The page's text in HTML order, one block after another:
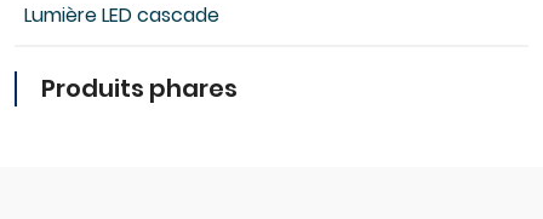
Lumière LED cascade
Produits phares